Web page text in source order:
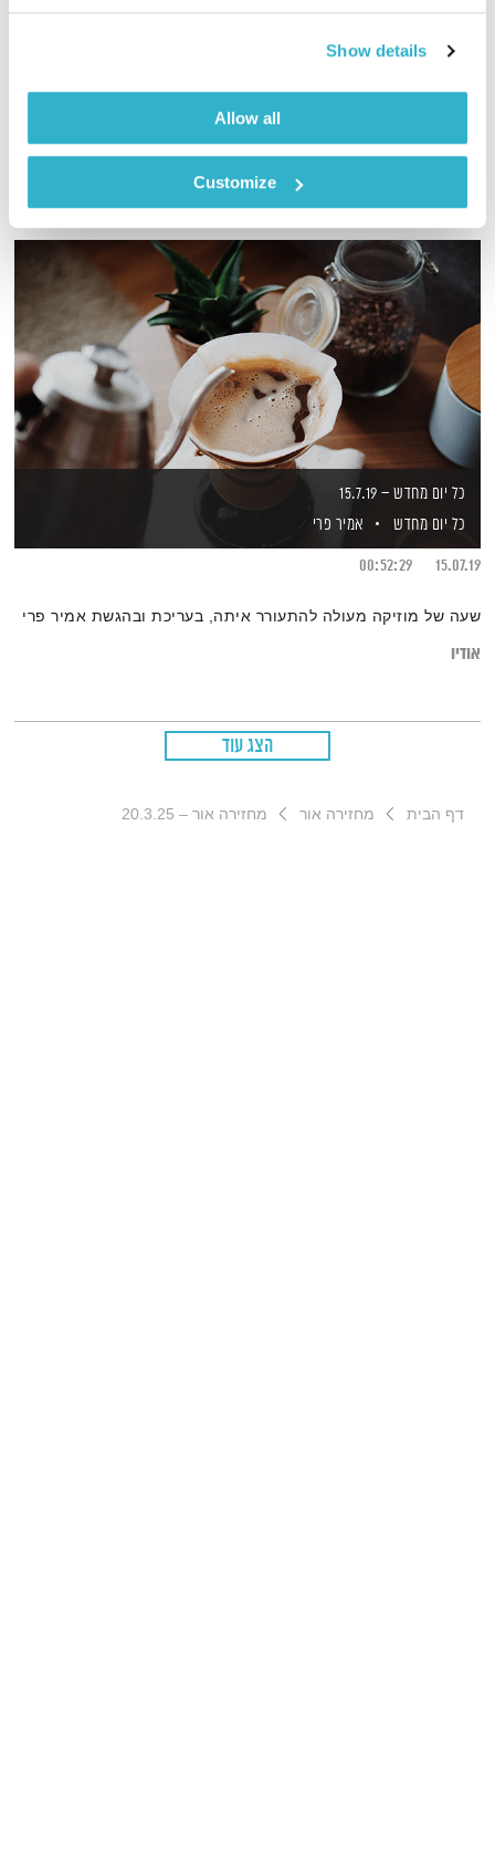
Show details
Allow all
Customize
אורי בנקהלטר בונה עולם מופלא של קולות, צלילים ותדרים
כל יום מחדש – 15.7.19
כל יום מחדש
אמיר פרי
15.07.19
00:52:29
שעה של מוזיקה מעולה להתעורר איתה, בעריכת ובהגשת אמיר פרי
אודיו
הצג עוד
דף הבית מחזירה אור מחזירה אור – 20.3.25